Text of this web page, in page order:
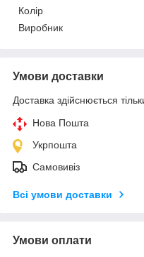
Колір
Виробник
Умови доставки
Доставка здійснюється
Нова Пошта
Укрпошта
Самовивіз
Всі умови доставки
Умови оплати